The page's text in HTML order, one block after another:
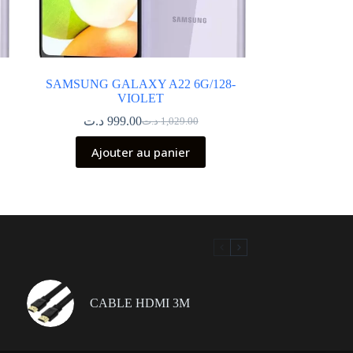
SAMSUNG GALAXY A22 6G/128-
VIOLET
1,029.00 د.ت
Le
prix
initial
était :
999.00 د.ت
Le
prix
actuel
est :
Ajouter au panier
CABLE HDMI 3M